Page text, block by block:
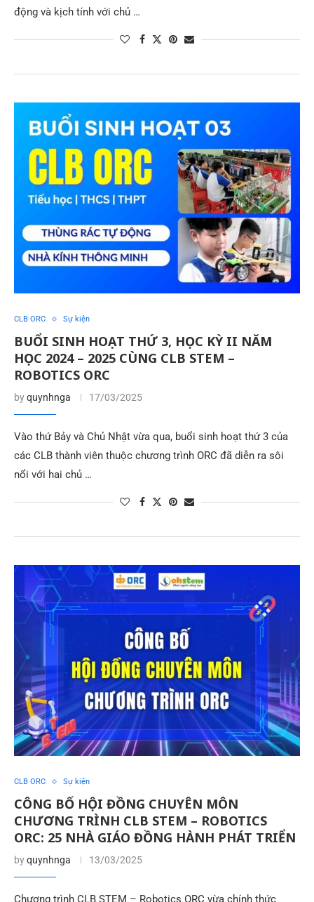
động và kịch tính với chủ …
CLB ORC Sự kiện
BUỔI SINH HOẠT THỨ 3, HỌC KỲ II NĂM
HỌC 2024 – 2025 CÙNG CLB STEM –
ROBOTICS ORC
byquynhnga 17/03/2025
Vào thứ Bảy và Chủ Nhật vừa qua, buổi sinh hoạt thứ 3 của
các CLB thành viên thuộc chương trình ORC đã diễn ra sôi
nổi với hai chủ …
CLB ORC Sự kiện
CÔNG BỐ HỘI ĐỒNG CHUYÊN MÔN
CHƯƠNG TRÌNH CLB STEM – ROBOTICS
ORC: 25 NHÀ GIÁO ĐỒNG HÀNH PHÁT TRIỂN
byquynhnga 13/03/2025
Chương trình CLB STEM – Robotics ORC vừa chính thức